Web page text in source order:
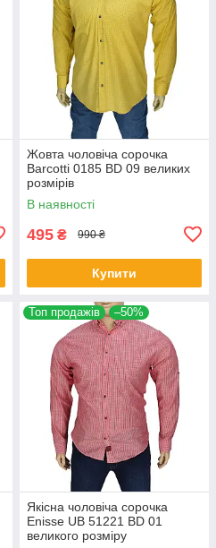
Жовта чоловіча сорочка
Barcotti 0185 BD 09 великих
розмірів
В наявності
495 ₴ 990 ₴
Купити
Топ продажів –50%
Якісна чоловіча сорочка
Еnisse UB 51221 BD 01
великого розміру